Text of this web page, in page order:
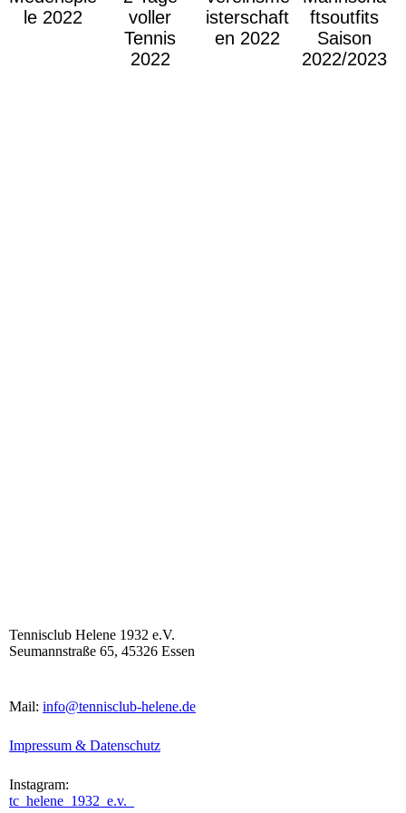
le 2022
voller
Tennis
2022
isterschaft
en 2022
ftsoutfits
Saison
2022/2023
Tennisclub Helene 1932 e.V.
Seumannstraße 65, 45326 Essen
Mail: info@tennisclub-helene.de
Impressum & Datenschutz
Instagram:
tc_helene_1932_e.v._